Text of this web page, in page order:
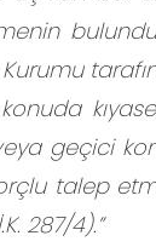
geçici
talep
287/4).”